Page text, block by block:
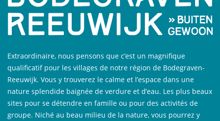
Extraordinaire, nous pensons que c’est un magnifique
qualificatif pour les villages de notre région de Bodegraven-
Reeuwijk. Vous y trouverez le calme et l’espace dans une
nature splendide baignée de verdure et d’eau. Les plus beaux
sites pour se détendre en famille ou pour des activités de
groupe. Niché au beau milieu de la nature, vous pourrez y